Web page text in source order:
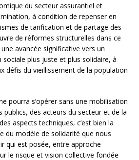
du secteur assurantiel et
à condition de repenser en
de tarification et de partage des
de réformes structurelles dans ce
avancée significative vers un
plus juste et plus solidaire, à
défis du vieillissement de la population
pourra s’opérer sans une mobilisation
des acteurs du secteur et de la
aspects techniques, c’est bien la
du modèle de solidarité que nous
qui est posée, entre approche
le risque et vision collective fondée